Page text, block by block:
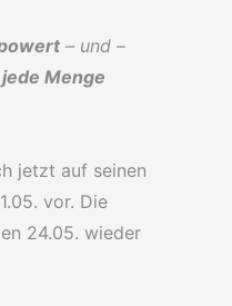
– und –
jede Menge
jetzt auf seinen
vor. Die
24.05. wieder